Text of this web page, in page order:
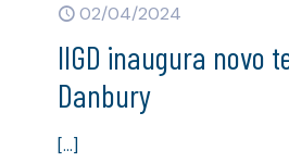
02/04/2024
IIGD inaugura novo
Danbury
[…]